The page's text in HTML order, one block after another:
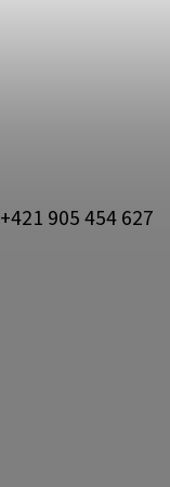
+421 905 454 627